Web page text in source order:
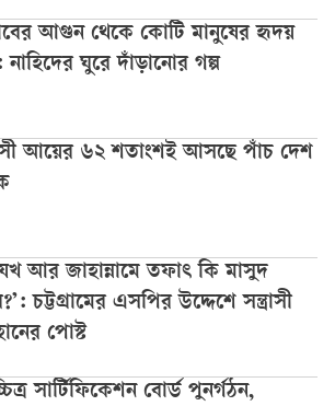
আগুন থেকে কোটি মানুষের হৃদয়
ঘুরে দাঁড়ানোর গল্প
আয়ের ৬২ শতাংশই আসছে পাঁচ দেশ
আর জাহান্নামে তফাৎ কি মাসুদ
চট্টগ্রামের এসপির উদ্দেশে সন্ত্রাসী
পোস্ট
সার্টিফিকেশন বোর্ড পুনর্গঠন,